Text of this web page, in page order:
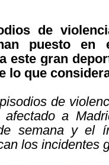
de
puesto
este gran
lo que
de
afectado a
semana y el
los incidentes